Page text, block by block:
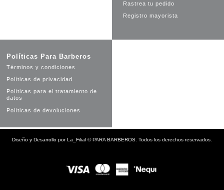
Rastrea tu pedido
Registro mayorista
Políticas Para Barberos
Términos y condiciones
Políticas de privacidad
Políticas para el tratamiento de
datos
Políticas de devoluciones
Diseño y Desarrollo porLa_Filial ©PARA BARBEROS. Todos los derechos reservados.